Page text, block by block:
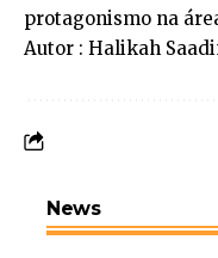
protagonismo na
Autor : Halikah
News